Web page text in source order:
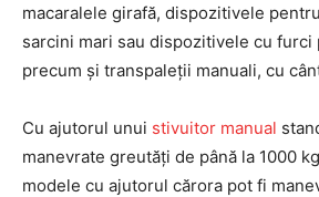
macaralele girafă, dispozitivele
sarcini mari sau dispozitivele cu furci
precum și transpaleții manuali, cu
Cu ajutorul unui stivuitor manual
manevrate greutăți de până la 1000
modele cu ajutorul cărora pot fi